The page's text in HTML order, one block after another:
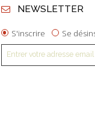
NEWSLETTER
S'inscrire Se